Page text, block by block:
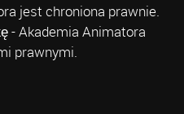
jest chroniona prawnie.
- Akademia Animatora
prawnymi.